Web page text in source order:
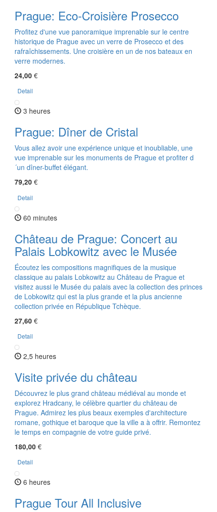
Prague: Eco-Croisière Prosecco
Profitez d'une vue panoramique imprenable sur le centre
historique de Prague avec un verre de Prosecco et des
rafraîchissements. Une croisière en un de nos bateaux en
verre modernes.
24,00 €
Detail
3 heures
Prague: Dîner de Cristal
Vous allez avoir une expérience unique et inoubliable, une
vue imprenable sur les monuments de Prague et profiter d
´un dîner-buffet élégant.
79,20 €
Detail
60 minutes
Château de Prague: Concert au
Palais Lobkowitz avec le Musée
Écoutez les compositions magnifiques de la musique
classique au palais Lobkowitz au Château de Prague et
visitez aussi le Musée du palais avec la collection des princes
de Lobkowitz qui est la plus grande et la plus ancienne
collection privée en République Tchèque.
27,60 €
Detail
2,5 heures
Visite privée du château
Découvrez le plus grand château médiéval au monde et
explorez Hradcany, le célèbre quartier du château de
Prague. Admirez les plus beaux exemples d'architecture
romane, gothique et baroque que la ville a à offrir. Remontez
le temps en compagnie de votre guide privé.
180,00 €
Detail
6 heures
Prague Tour All Inclusive